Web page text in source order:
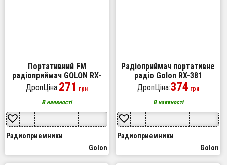
Портативний FM
радіоприймач GOLON RX-
A06AC акустична система
програвач від батарей від
мережі
ДропЦіна:271 грн
В наявності
Радиоприемники
Golon
Радіоприймач портативне
радіо Golon RX-381
акумуляторний ретро
стовпчик usb sd mp3 fm.
Колір: жовтий
ДропЦіна:374 грн
В наявності
Радиоприемники
Golon